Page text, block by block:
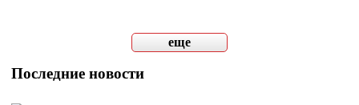
еще
Последние новости